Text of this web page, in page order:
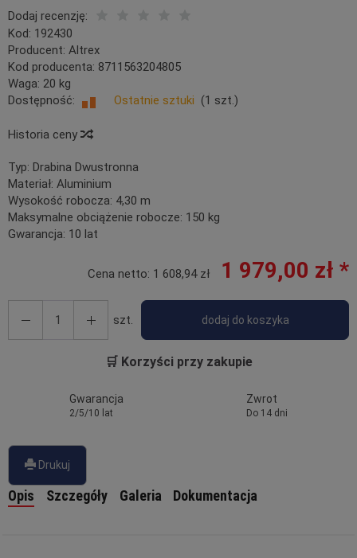
Dodaj recenzję:
Kod: 192430
Producent: Altrex
Kod producenta: 8711563204805
Waga: 20 kg
Dostępność:
Ostatnie sztuki (1 szt.)
Historia ceny
Typ: Drabina Dwustronna
Materiał: Aluminium
Wysokość robocza: 4,30 m
Maksymalne obciążenie robocze: 150 kg
Gwarancja: 10 lat
Cena netto: 1 608,94 zł 1 979,00 zł *
szt. dodaj do koszyka
🛒 Korzyści przy zakupie
Gwarancja
2/5/10 lat
Zwrot
Do 14 dni
Drukuj
Opis Szczegóły Galeria Dokumentacja